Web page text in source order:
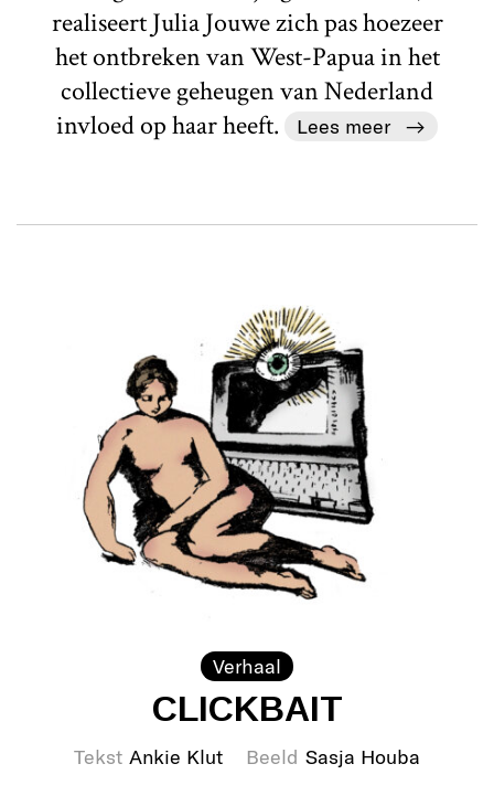
realiseert Julia Jouwe zich pas hoezeer
het ontbreken van West-Papua in het
collectieve geheugen van Nederland
invloed op haar heeft.
Lees meer
Verhaal
CLICKBAIT
Tekst Ankie Klut Beeld Sasja Houba